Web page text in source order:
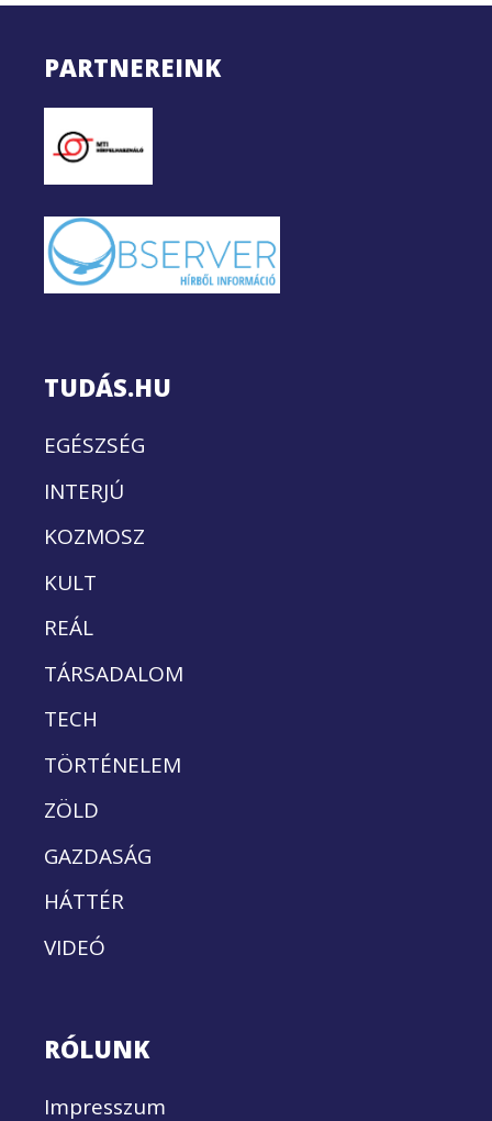
PARTNEREINK
TUDÁS.HU
EGÉSZSÉG
INTERJÚ
KOZMOSZ
KULT
REÁL
TÁRSADALOM
TECH
TÖRTÉNELEM
ZÖLD
GAZDASÁG
HÁTTÉR
VIDEÓ
RÓLUNK
Impresszum